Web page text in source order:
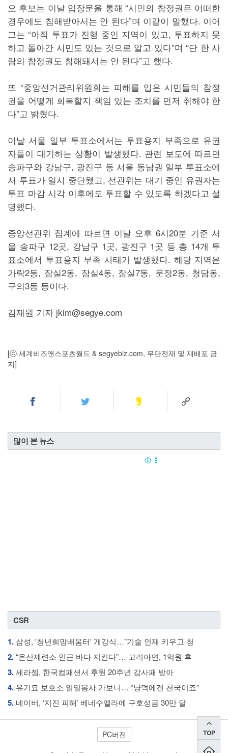
오 후보는 이날 입장문을 통해 “시민의 참정권은 어떠한
경우에도 침해받아서는 안 된다”며 이같이 말했다. 이어
그는 “아직 투표가 진행 중인 지역이 있고, 투표하지 못
하고 돌아간 시민도 있는 것으로 알고 있다”며 “단 한 사
람의 참정권도 침해돼서는 안 된다”고 했다.
또 “중앙선거관리위원회는 피해를 입은 시민들의 참정
권을 어떻게 회복할지 책임 있는 조치를 먼저 취해야 한
다”고 밝혔다.
이날 서울 일부 투표소에서는 투표용지 부족으로 유권
자들이 대기하는 상황이 발생했다. 관련 보도에 따르면
송파구와 강남구, 광진구 등 서울 동남권 일부 투표소에
서 투표가 일시 중단됐고, 선관위는 대기 중인 유권자는
투표 마감 시각 이후에도 투표할 수 있도록 하겠다고 설
명했다.
중앙선관위 집계에 따르면 이날 오후 6시20분 기준 서
울 송파구 12곳, 강남구 1곳, 광진구 1곳 등 총 14개 투
표소에서 투표용지 부족 사태가 발생했다. 해당 지역은
가락2동, 잠실2동, 잠실4동, 잠실7동, 문정2동, 청담동,
구의3동 등이다.
김재원 기자 jkim@segye.com
[ⓒ 세계비즈앤스포츠월드 & segyebiz.com, 무단전재 및 재배포 금
지]
많이 본 뉴스
CSR
1.삼성, '청년희망배움터' 개강식…"기술 인재 키우고 청
2.“온산제련소 인근 바다 지킨다”… 고려아연, 1억원 후
3.세라젬, 한국컴패션서 후원 20주년 감사패 받아
4. 유기묘 보호소 일일봉사 가보니… “냥덕에겐 천국이죠”
5. 네이버, ‘지진 피해’ 베네수엘라에 구호성금 30만 달
PC버전 TOP